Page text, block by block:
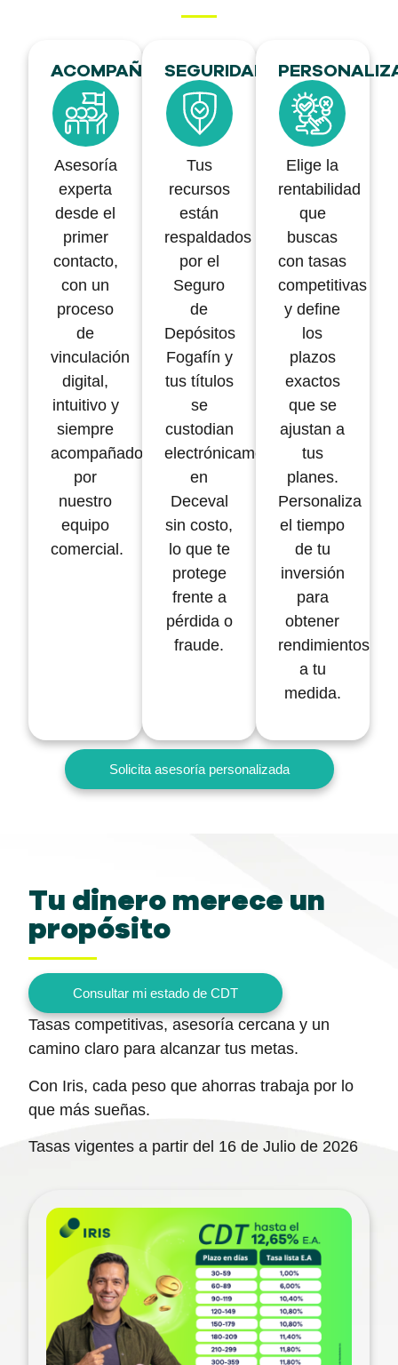
ACOMPAÑAMIENTO
Asesoría
experta
desde el
primer
contacto,
con un
proceso
de
vinculación
digital,
intuitivo y
siempre
acompañado
por
nuestro
equipo
comercial.
SEGURIDAD
Tus
recursos
están
respaldados
por el
Seguro
de
Depósitos
Fogafín y
tus títulos
se
custodian
electrónicamente
en
Deceval
sin costo,
lo que te
protege
frente a
pérdida o
fraude.
Elige la
rentabilidad
que
buscas
con tasas
competitivas
y define
los
plazos
exactos
que se
ajustan a
tus
planes.
Personaliza
el tiempo
de tu
inversión
para
obtener
rendimientos
a tu
medida.
Solicita asesoría personalizada
Tu dinero merece un
propósito
Consultar mi estado de CDT
Tasas competitivas, asesoría cercana y un
camino claro para alcanzar tus metas.
Con Iris, cada peso que ahorras trabaja por lo
que más sueñas.
Tasas vigentes a partir del 16 de Julio de 2026